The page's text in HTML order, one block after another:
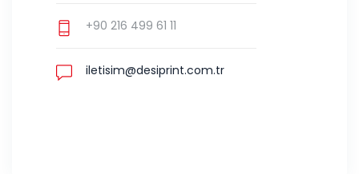
+90 216 499 61 11
iletisim@desiprint.com.tr